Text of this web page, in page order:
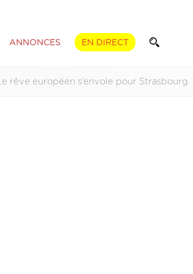
ANNONCES EN DIRECT
Le rêve européen s’envole pour Strasbourg